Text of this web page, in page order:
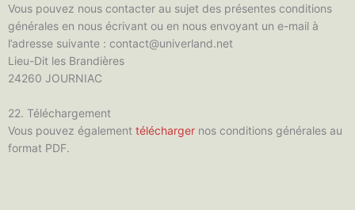
Vous pouvez nous contacter au sujet des présentes conditions
générales en nous écrivant ou en nous envoyant un e-mail à
l’adresse suivante : contact@univerland.net
Lieu-Dit les Brandières
24260 JOURNIAC
22. Téléchargement
Vous pouvez également télécharger nos conditions générales au
format PDF.